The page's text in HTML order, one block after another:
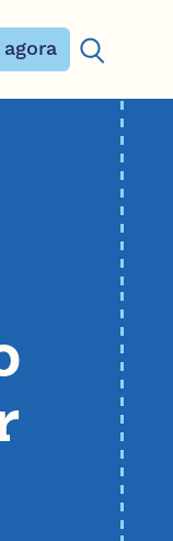
Procurar: